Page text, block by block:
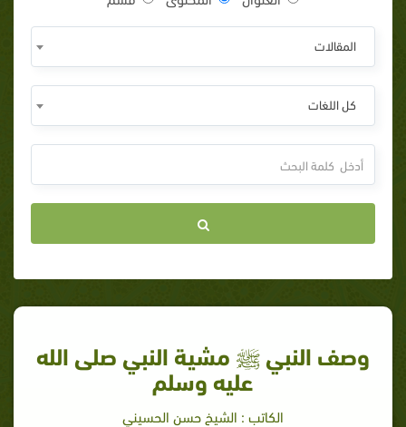
المقالات
كل اللغات
وصف النبي ﷺ مشية النبي صلى الله
عليه وسلم
الكاتب : الشيخ حسن الحسيني